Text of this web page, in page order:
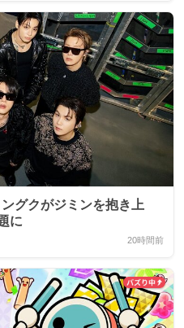
グクがジミンを抱き上
に
20時間前